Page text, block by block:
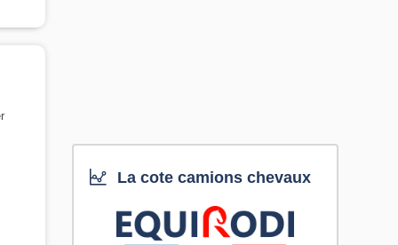
La cote camions chevaux